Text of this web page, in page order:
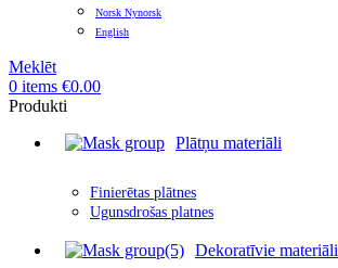
Norsk Nynorsk
English
Meklēt
0 items €0.00
Produkti
Plātņu materiāli
Finierētas plātnes
Ugunsdrošas platnes
Dekoratīvie materiāli